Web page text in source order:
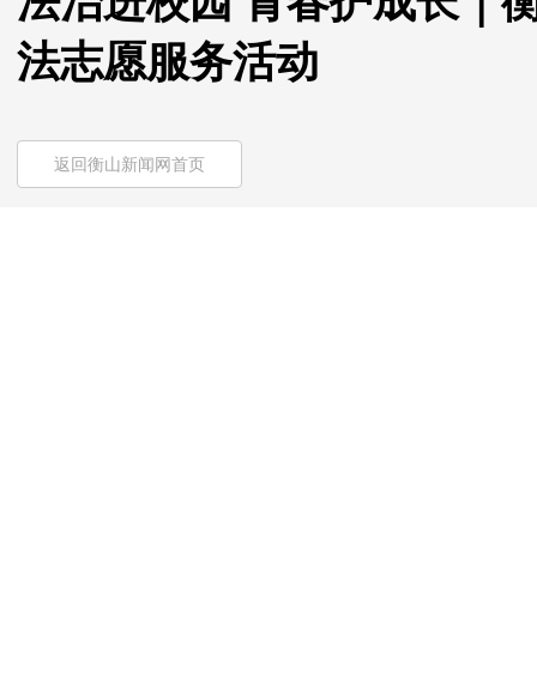
法志愿服务活动
返回衡山新闻网首页